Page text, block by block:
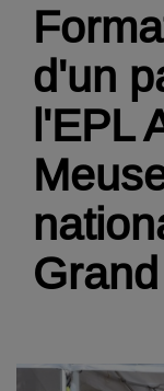
d'un
l'EPL